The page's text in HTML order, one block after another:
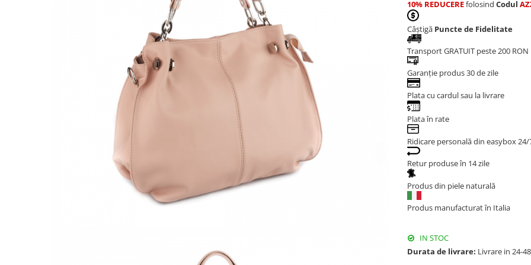
10% REDUCEREfolosind Codul
Câștigă Puncte de Fidelitate
Transport GRATUIT peste 200 RON
Garanție produs 30 de zile
Plata cu cardul sau la livrare
Plata în rate
Ridicare personală din easybox 24/
Retur produse în 14 zile
Produs din piele naturală
Produs manufacturat în Italia
IN STOC
Durata de livrare: Livrare in 24-